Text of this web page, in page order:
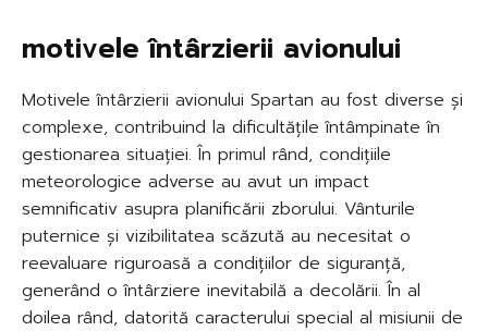
motivele întârzierii avionului
Motivele întârzierii avionului Spartan au fost diverse și
complexe, contribuind la dificultățile întâmpinate în
gestionarea situației. În primul rând, condițiile
meteorologice adverse au avut un impact
semnificativ asupra planificării zborului. Vânturile
puternice și vizibilitatea scăzută au necesitat o
reevaluare riguroasă a condițiilor de siguranță,
generând o întârziere inevitabilă a decolării. În al
doilea rând, datorită caracterului special al misiunii de